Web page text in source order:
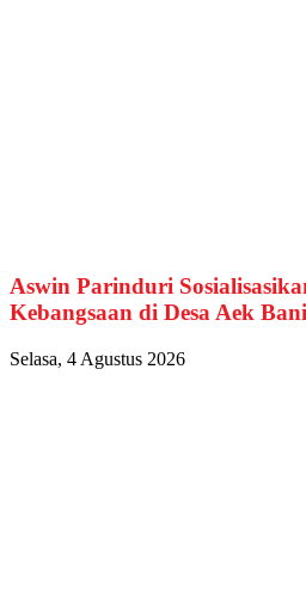
Aswin Parinduri
Kebangsaan di Desa Aek
Selasa, 4 Agustus 2026